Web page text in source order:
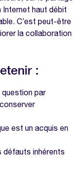
haut débit
C’est peut-être
la collaboration
:
question par
est un acquis en
défauts inhérents